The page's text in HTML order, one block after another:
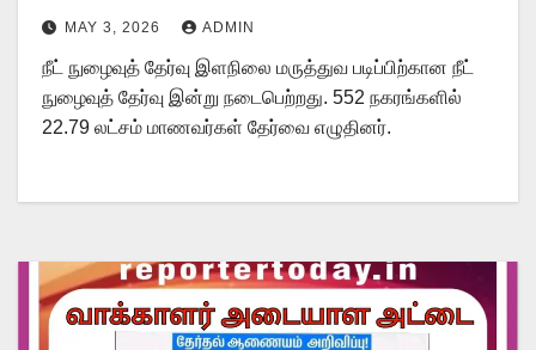
MAY 3, 2026 ADMIN
நீட் நுழைவுத் தேர்வு இளநிலை மருத்துவ படிப்பிற்கான நீட்
நுழைவுத் தேர்வு இன்று நடைபெற்றது. 552 நகரங்களில்
22.79 லட்சம் மாணவர்கள் தேர்வை எழுதினர்.